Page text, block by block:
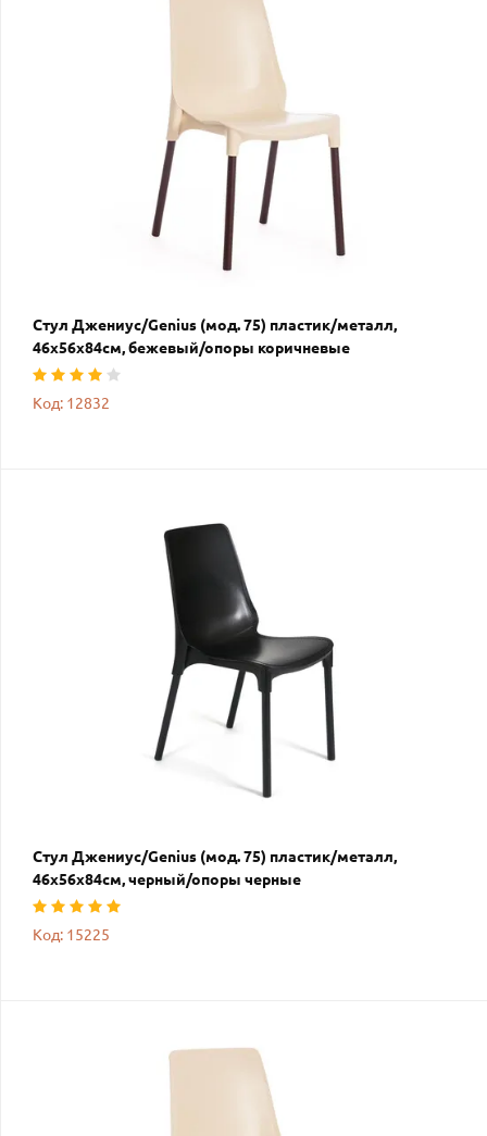
Стул Джениус/Genius (мод. 75) пластик/металл,
46x56x84cм, бежевый/опоры коричневые
Код: 12832
Стул Джениус/Genius (мод. 75) пластик/металл,
46x56x84cм, черный/опоры черные
Код: 15225